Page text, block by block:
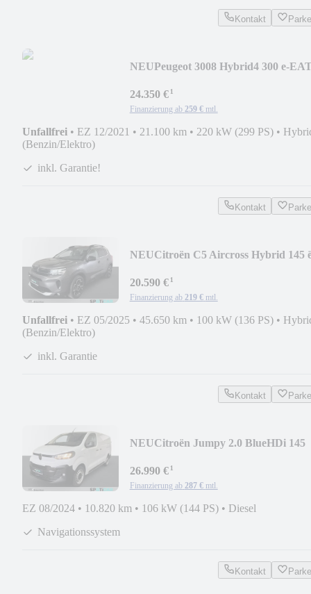
Kontakt
NEUPeugeot 3008 Hybrid4 300 e-
24.350 €¹
Finanzierung ab 259 € mtl.
Unfallfrei • EZ 12/2021 • 21.100 km • 220 kW (299 PS) •
(Benzin/Elektro)
inkl. Garantie!
Kontakt
NEUCitroën C5 Aircross Hybrid 145
20.590 €¹
Finanzierung ab 219 € mtl.
Unfallfrei • EZ 05/2025 • 45.650 km • 100 kW (136 PS) •
(Benzin/Elektro)
inkl. Garantie
Kontakt
NEUCitroën Jumpy 2.0 BlueHDi 145
26.990 €¹
Finanzierung ab 287 € mtl.
EZ 08/2024 • 10.820 km • 106 kW (144 PS) • Diesel
Navigationssystem
Kontakt